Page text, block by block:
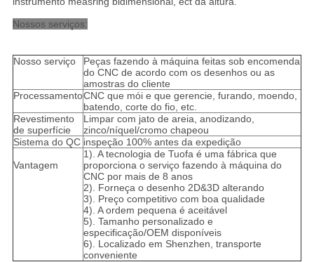
Nossos serviços:
Nosso serviço
Peças fazendo à máquina feitas sob encomenda
do CNC de acordo com os desenhos ou as
amostras do cliente
ProcessamentoCNC que mói e que gerencie, furando, moendo,
batendo, corte do fio, etc.
Revestimento
de superfície
Limpar com jato de areia, anodizando,
zinco/níquel/cromo chapeou
Sistema do QC inspeção 100% antes da expedição
Vantagem
1). A tecnologia de Tuofa é uma fábrica que
proporciona o serviço fazendo à máquina do
CNC por mais de 8 anos
2). Forneça o desenho 2D&3D alterando
3). Preço competitivo com boa qualidade
4). A ordem pequena é aceitável
5). Tamanho personalizado e
especificação/OEM disponíveis
6). Localizado em Shenzhen, transporte
conveniente